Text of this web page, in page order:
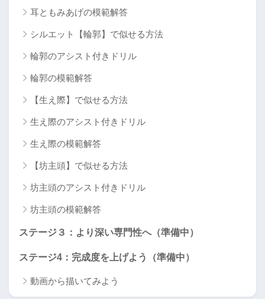
耳ともみあげの模範解答
シルエット【輪郭】で似せる方法
輪郭のアシスト付きドリル
輪郭の模範解答
【生え際】で似せる方法
生え際のアシスト付きドリル
生え際の模範解答
【坊主頭】で似せる方法
坊主頭のアシスト付きドリル
坊主頭の模範解答
ステージ３：より深い専門性へ（準備中）
ステージ4：完成度を上げよう（準備中）
動画から描いてみよう